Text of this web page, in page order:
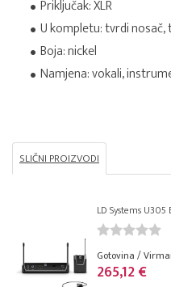
Priključak: XLR
U kompletu: tvrdi nosač,
Boja: nickel
Namjena: vokali,
SLIČNI PROIZVODI
LD Systems
Gotovina /
265,12 €